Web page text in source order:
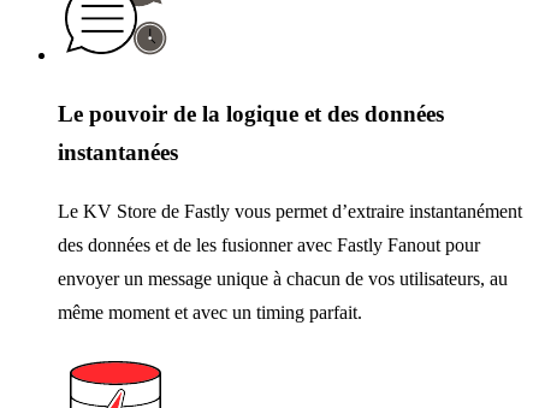
Le pouvoir de la logique et des données
instantanées
Le KV Store de Fastly vous permet d’extraire instantanément
des données et de les fusionner avec Fastly Fanout pour
envoyer un message unique à chacun de vos utilisateurs, au
même moment et avec un timing parfait.